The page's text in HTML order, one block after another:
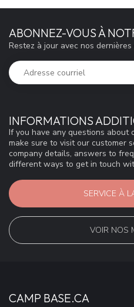
INFORMATIONS
If you have any questions about
make sure to visit our customer
company details, answers to
different ways to get in touch
SERVICE À
VOIR NOS
ABONNEZ-VOUS À
Restez à jour avec nos
CAMP BASE.CA